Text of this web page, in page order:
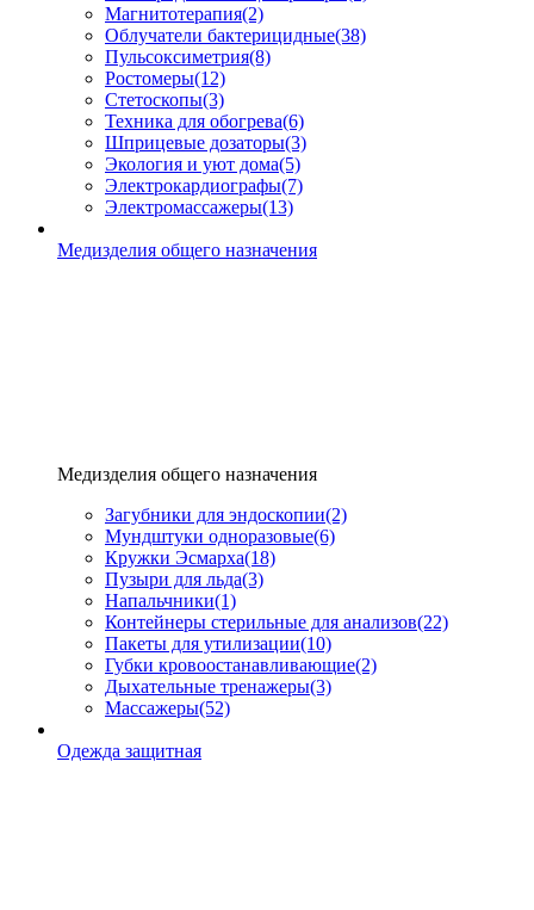
Магнитотерапия(2)
Облучатели бактерицидные(38)
Пульсоксиметрия(8)
Ростомеры(12)
Стетоскопы(3)
Техника для обогрева(6)
Шприцевые дозаторы(3)
Экология и уют дома(5)
Электрокардиографы(7)
Электромассажеры(13)
Медизделия общего назначения
Медизделия общего назначения
Загубники для эндоскопии(2)
Мундштуки одноразовые(6)
Кружки Эсмарха(18)
Пузыри для льда(3)
Напальчники(1)
Контейнеры стерильные для анализов(22)
Пакеты для утилизации(10)
Губки кровоостанавливающие(2)
Дыхательные тренажеры(3)
Массажеры(52)
Одежда защитная